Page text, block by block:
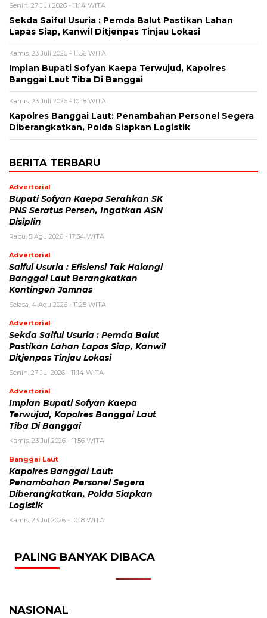
Senin, 27 Juli 2026 - 11:14 WITA
Sekda Saiful Usuria : Pemda Balut Pastikan Lahan
Lapas Siap, Kanwil Ditjenpas Tinjau Lokasi
Kamis, 23 Juli 2026 - 11:56 WITA
Impian Bupati Sofyan Kaepa Terwujud, Kapolres
Banggai Laut Tiba Di Banggai
Kamis, 23 Juli 2026 - 10:18 WITA
Kapolres Banggai Laut: Penambahan Personel Segera
Diberangkatkan, Polda Siapkan Logistik
BERITA TERBARU
Advertorial
Bupati Sofyan Kaepa Serahkan SK
PNS Seratus Persen, Ingatkan ASN
Disiplin
Rabu, 5 Agu 2026 - 17:34 WITA
Advertorial
Saiful Usuria : Efisiensi Tak Halangi
Banggai Laut Berangkatkan
Kontingen Jamnas
Selasa, 4 Agu 2026 - 11:25 WITA
Advertorial
Sekda Saiful Usuria : Pemda Balut
Pastikan Lahan Lapas Siap, Kanwil
Ditjenpas Tinjau Lokasi
Senin, 27 Jul 2026 - 11:14 WITA
Advertorial
Impian Bupati Sofyan Kaepa
Terwujud, Kapolres Banggai Laut
Tiba Di Banggai
Kamis, 23 Jul 2026 - 11:56 WITA
Banggai Laut
Kapolres Banggai Laut:
Penambahan Personel Segera
Diberangkatkan, Polda Siapkan
Logistik
Kamis, 23 Jul 2026 - 10:18 WITA
PALING BANYAK DIBACA
NASIONAL